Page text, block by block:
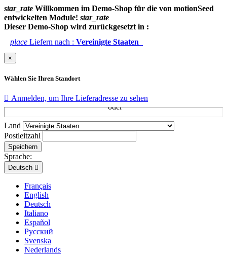
star_rate Willkommen im Demo-Shop für die von motionSeed
entwickelten Module! star_rate
Dieser Demo-Shop wird zurückgesetzt in :
place Liefern nach : Vereinigte Staaten
×
Wählen Sie Ihren Standort
 Anmelden, um Ihre Lieferadresse zu sehen
Land
Postleitzahl
Speichern
Sprache:
Deutsch 
Français
English
Deutsch
Italiano
Español
Русский
Svenska
Nederlands